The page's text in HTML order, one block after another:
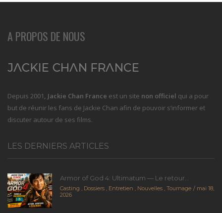
A PROPOS DE NOUS
Depuis 2001, Jackie Chan France est un site non officiel qui a pour
but de réunir les fans de Jackie Chan afin de pouvoir s’informer et
discuter autour de ses films.
LES DERNIERS ARTICLES
Armor of God 4: Ultimatum — Le retour...
Casting , Dossiers , Entretien , Nouvelles , Tournage
mai 18,
2026